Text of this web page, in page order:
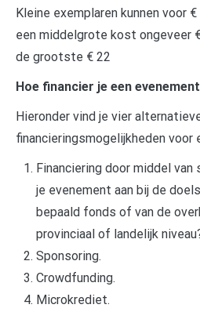
Kleine exemplaren kunnen voor
een middelgrote kost ongeveer
de grootste € 22
Hoe financier je een
Hieronder vind je vier
financieringsmogelijkheden voor
Financiering door middel
je evenement aan bij de
bepaald fonds of van de
provinciaal of landelijk
Sponsoring.
Crowdfunding.
Microkrediet.